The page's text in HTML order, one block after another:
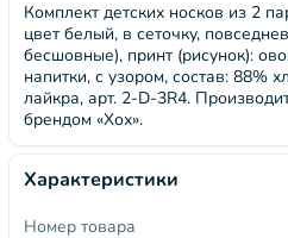
Комплект детских носков из 2
цвет белый, в сеточку,
бесшовные), принт (рисунок):
напитки, с узором, состав: 88%
лайкра, арт. 2-D-3R4.
брендом «Хох».
Характеристики
Номер товара